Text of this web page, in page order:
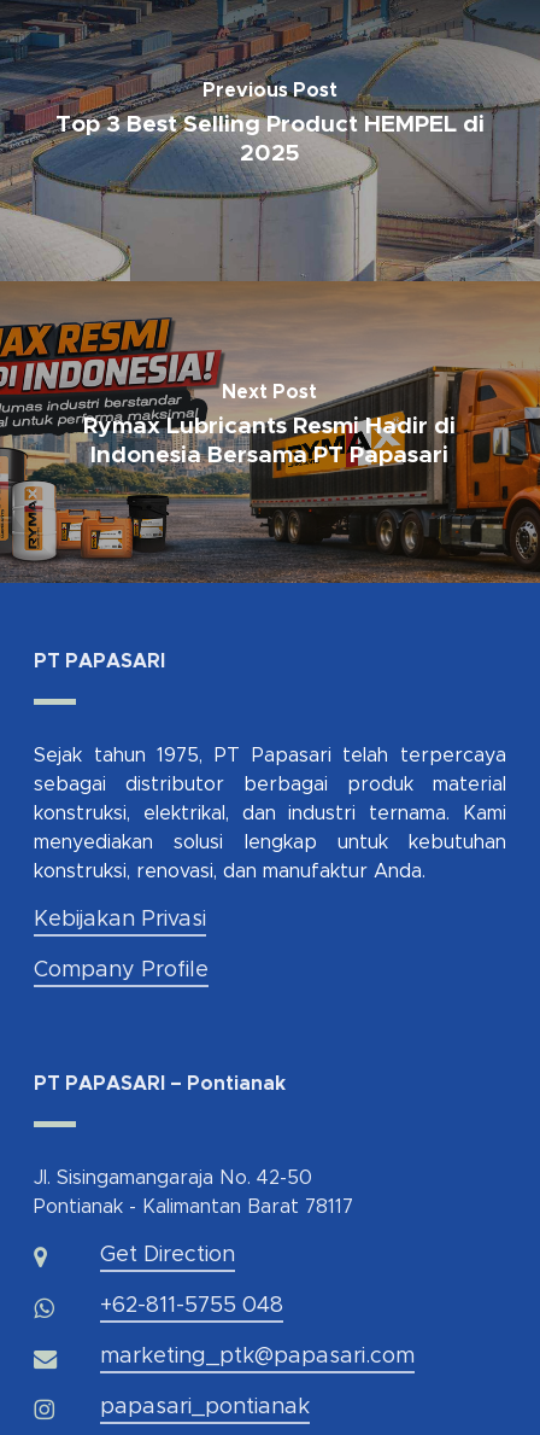
Previous Post
Top 3 Best Selling Product HEMPEL di
2025
Next Post
Rymax Lubricants Resmi Hadir di
Indonesia Bersama PT Papasari
PT PAPASARI
Sejak tahun 1975, PT Papasari telah terpercaya
sebagai distributor berbagai produk material
konstruksi, elektrikal, dan industri ternama. Kami
menyediakan solusi lengkap untuk kebutuhan
konstruksi, renovasi, dan manufaktur Anda.
Kebijakan Privasi
Company Profile
PT PAPASARI – Pontianak
Jl. Sisingamangaraja No. 42-50
Pontianak - Kalimantan Barat 78117
Get Direction
+62-811-5755 048
marketing_ptk@papasari.com
papasari_pontianak